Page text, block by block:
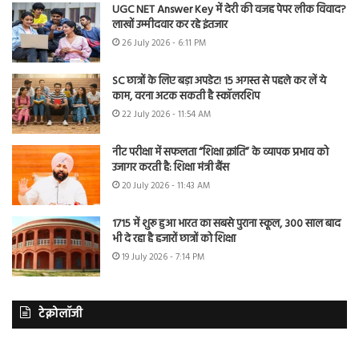
UGC NET Answer Key में देरी की वजह पेपर लीक विवाद?
लाखों उम्मीदवार कर रहे इंतजार
26 July 2026 - 6:11 PM
SC छात्रों के लिए बड़ा अपडेट! 15 अगस्त से पहले कर लें ये
काम, वरना अटक सकती है स्कॉलरशिप
22 July 2026 - 11:54 AM
नीट परीक्षा में सफलता “शिक्षा क्रांति” के व्यापक प्रभाव को
उजागर करती है: शिक्षा मंत्री बैंस
20 July 2026 - 11:43 AM
1715 में शुरू हुआ भारत का सबसे पुराना स्कूल, 300 साल बाद
भी दे रहा है हजारों छात्रों को शिक्षा
19 July 2026 - 7:14 PM
टेक्नोलॉजी